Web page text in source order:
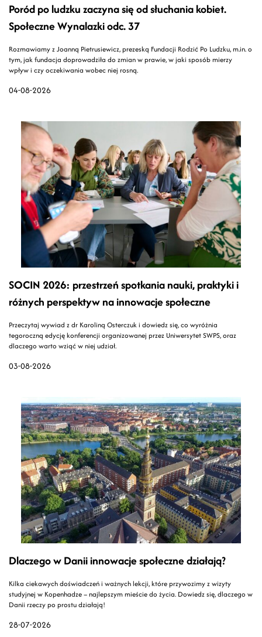
04-08-2026
Poród po ludzku zaczyna się od słuchania kobiet.
Społeczne Wynalazki odc. 37
Rozmawiamy z Joanną Pietrusiewicz, prezeską Fundacji Rodzić Po Ludzku, m.in. o
tym, jak fundacja doprowadziła do zmian w prawie, w jaki sposób mierzy
wpływ i czy oczekiwania wobec niej rosną.
03-08-2026
SOCIN 2026: przestrzeń spotkania nauki, praktyki i
różnych perspektyw na innowacje społeczne
Przeczytaj wywiad z dr Karoliną Osterczuk i dowiedz się, co wyróżnia
tegoroczną edycję konferencji organizowanej przez Uniwersytet SWPS, oraz
dlaczego warto wziąć w niej udział.
28-07-2026
Dlaczego w Danii innowacje społeczne działają?
Kilka ciekawych doświadczeń i ważnych lekcji, które przywozimy z wizyty
studyjnej w Kopenhadze – najlepszym mieście do życia. Dowiedz się, dlaczego w
Danii rzeczy po prostu działają!